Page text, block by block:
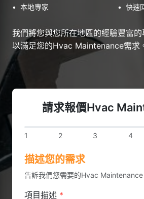
• 本地專家 • 快速
我們將您與您所在地區的經驗豐富的
以滿足您的Hvac Maintenance需求
請求報價Hvac
1 2 3 4
描述您的需求
告訴我們您需要的Hvac Maintenance
項目描述 *